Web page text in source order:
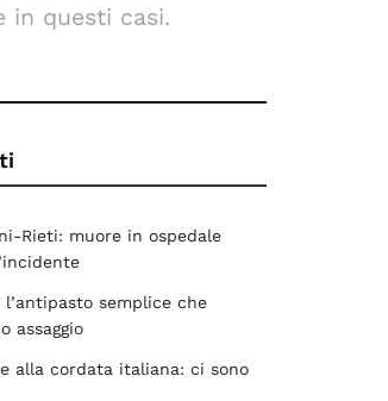
in questi casi.
Rieti: muore in ospedale
semplice che
assaggio
alla cordata italiana: ci sono